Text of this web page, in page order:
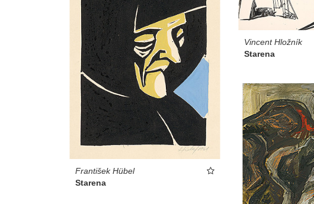
František Hübel
Starena
Vincent Hložník
Starena